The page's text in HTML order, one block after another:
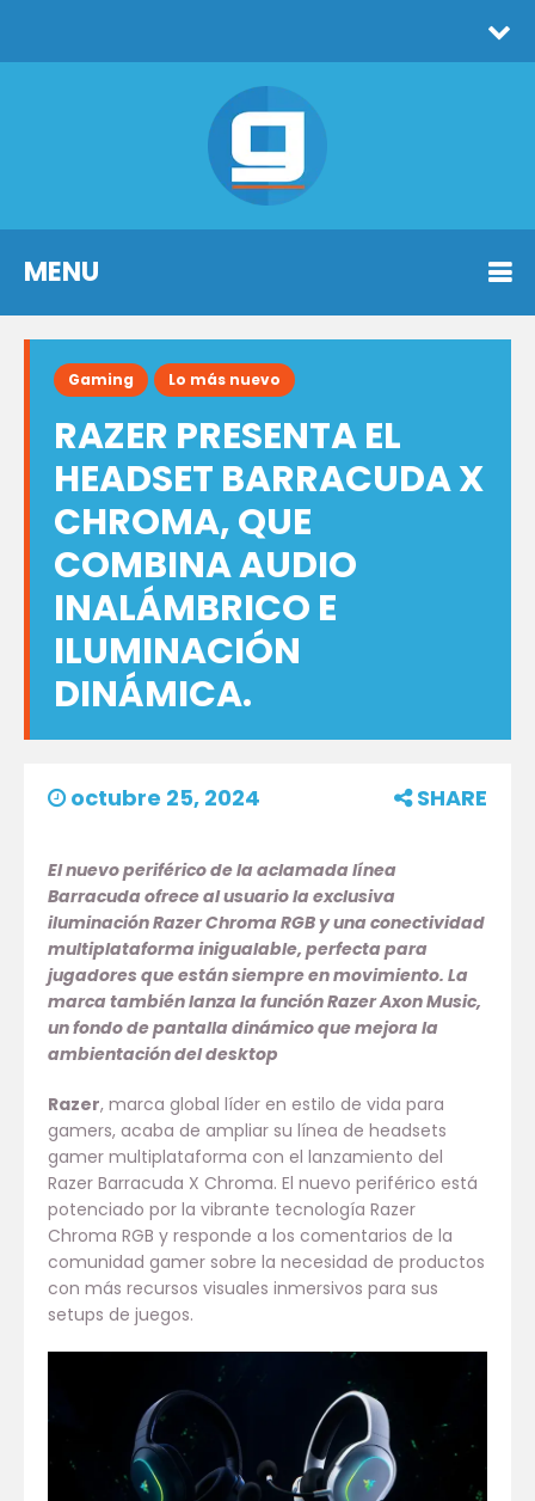
MENU
Gaming Lo más nuevo
RAZER PRESENTA EL
HEADSET BARRACUDA X
CHROMA, QUE
COMBINA AUDIO
INALÁMBRICO E
ILUMINACIÓN
DINÁMICA.
octubre 25, 2024 SHARE
El nuevo periférico de la aclamada línea
Barracuda ofrece al usuario la exclusiva
iluminación Razer Chroma RGB y una conectividad
multiplataforma inigualable, perfecta para
jugadores que están siempre en movimiento. La
marca también lanza la función Razer Axon Music,
un fondo de pantalla dinámico que mejora la
ambientación del desktop
Razer, marca global líder en estilo de vida para
gamers, acaba de ampliar su línea de headsets
gamer multiplataforma con el lanzamiento del
Razer Barracuda X Chroma. El nuevo periférico está
potenciado por la vibrante tecnología Razer
Chroma RGB y responde a los comentarios de la
comunidad gamer sobre la necesidad de productos
con más recursos visuales inmersivos para sus
setups de juegos.